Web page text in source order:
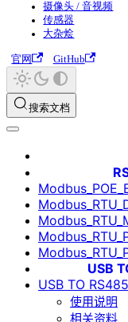
摄像头 / 音视频
传感器
大杂烩
官网 GitHub
搜索文档
USB
USB TO
使用说明
相关资料